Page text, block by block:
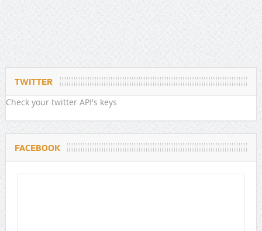
TWITTER
Check your twitter API's keys
FACEBOOK